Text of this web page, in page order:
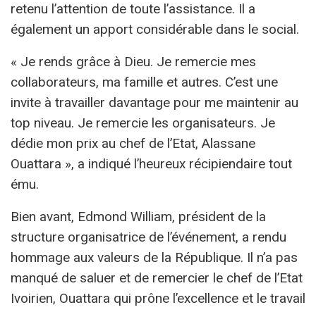
retenu l’attention de toute l’assistance. Il a
également un apport considérable dans le social.
« Je rends grâce à Dieu. Je remercie mes
collaborateurs, ma famille et autres. C’est une
invite à travailler davantage pour me maintenir au
top niveau. Je remercie les organisateurs. Je
dédie mon prix au chef de l’Etat, Alassane
Ouattara », a indiqué l’heureux récipiendaire tout
ému.
Bien avant, Edmond William, président de la
structure organisatrice de l’événement, a rendu
hommage aux valeurs de la République. Il n’a pas
manqué de saluer et de remercier le chef de l’Etat
Ivoirien, Ouattara qui prône l’excellence et le travail